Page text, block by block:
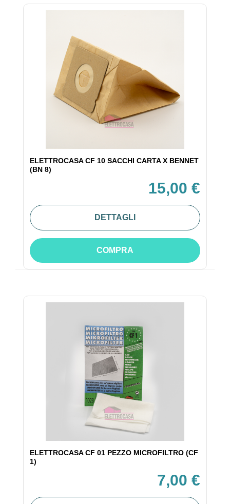
ELETTROCASA CF 10 SACCHI CARTA X BENNET
(BN 8)
15,00 €
DETTAGLI
COMPRA
ELETTROCASA CF 01 PEZZO MICROFILTRO (CF
1)
7,00 €